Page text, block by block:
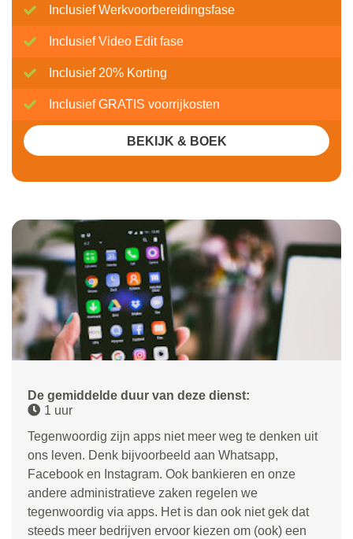
De gemiddelde duur van deze dienst:
1 uur
Tegenwoordig zijn apps niet meer weg te denken uit
ons leven. Denk bijvoorbeeld aan Whatsapp,
Facebook en Instagram. Ook bankieren en onze
andere administratieve zaken regelen we
tegenwoordig via apps. Het is dan ook niet gek dat
steeds meer bedrijven ervoor kiezen om (ook) een
Inclusief Werkvoorbereidingsfase
Inclusief Video Edit fase
Inclusief 20% Korting
Inclusief GRATIS voorrijkosten
BEKIJK & BOEK